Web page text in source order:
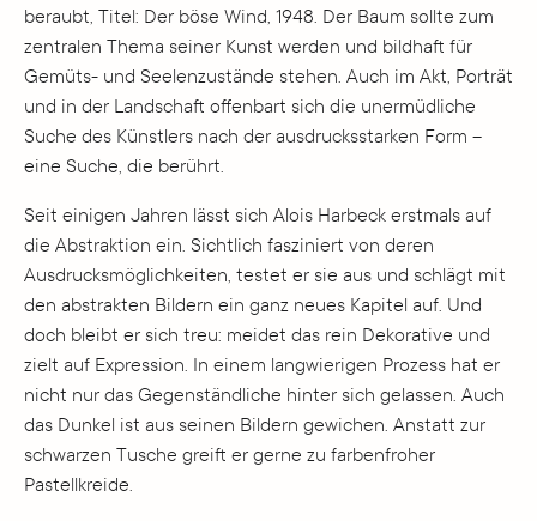
beraubt, Titel: Der böse Wind, 1948. Der Baum sollte zum
zentralen Thema seiner Kunst werden und bildhaft für
Gemüts- und Seelenzustände stehen. Auch im Akt, Porträt
und in der Landschaft offenbart sich die unermüdliche
Suche des Künstlers nach der ausdrucksstarken Form –
eine Suche, die berührt.
Seit einigen Jahren lässt sich Alois Harbeck erstmals auf
die Abstraktion ein. Sichtlich fasziniert von deren
Ausdrucksmöglichkeiten, testet er sie aus und schlägt mit
den abstrakten Bildern ein ganz neues Kapitel auf. Und
doch bleibt er sich treu: meidet das rein Dekorative und
zielt auf Expression. In einem langwierigen Prozess hat er
nicht nur das Gegenständliche hinter sich gelassen. Auch
das Dunkel ist aus seinen Bildern gewichen. Anstatt zur
schwarzen Tusche greift er gerne zu farbenfroher
Pastellkreide.